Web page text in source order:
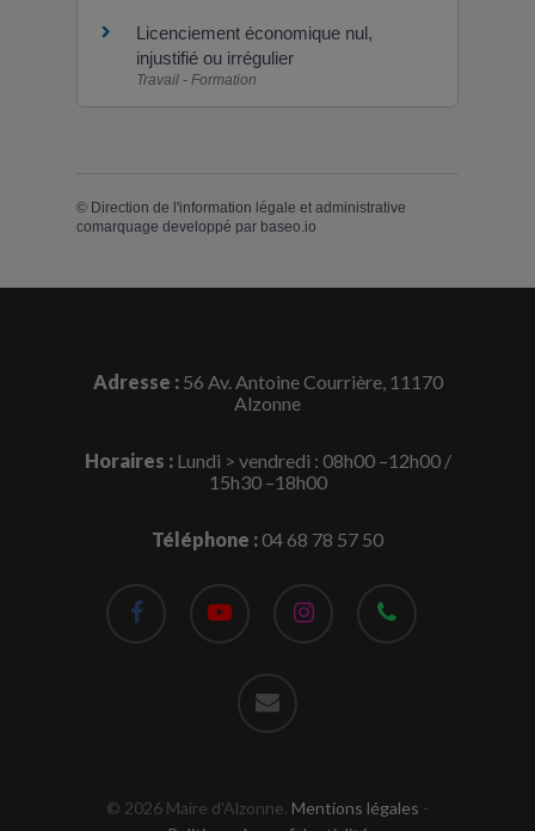
Licenciement économique nul,
injustifié ou irrégulier
Travail - Formation
© Direction de l'information légale et administrative
comarquage developpé par baseo.io
Adresse : 56 Av. Antoine Courrière, 11170
Alzonne
Horaires :Lundi > vendredi : 08h00 –12h00 /
15h30 –18h00
Téléphone :04 68 78 57 50
facebook instagram phone
© 2026 Maire d'Alzonne. Mentions légales -